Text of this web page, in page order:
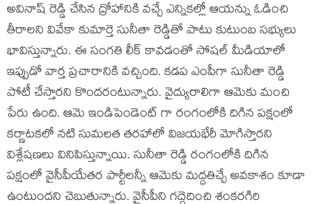
అవినాష్ రెడ్డి చేసిన ద్రోహానికి వచ్చే ఎన్నికల్లో ఆయన్ను ఓడించి
తీరాలని వివేకా కుమార్తె సునీతా రెడ్డితో పాటు కుటుంబ సభ్యులు
భావిస్తున్నారు. ఈ సంగతి లీక్ కావడంతో సోషల్ మీడియాలో
ఇప్పుడో వార్త ప్రచారానికి వచ్చింది. కడప ఎంపీగా సునీతా రెడ్డి
పోటీ చేస్తారని కొందరంటున్నారు. వైద్యురాలిగా ఆమెకు మంచి
పేరు ఉంది. ఆమె ఇండిపెండెంట్ గా రంగంలోకి దిగిన పక్షంలో
కర్ణాటకలో నటి సుమలత తరహాలో విజయభేరీ మోగిస్తారని
విశ్లేషణలు వినిపిస్తున్నాయి. సునీతా రెడ్డి రంగంలోకి దిగిన
పక్షంలో వైసీపీయేతర పార్టీలన్నీ ఆమెకు మద్దతిచ్చే అవకాశం కూడా
ఉంటుందని చెబుతున్నారు. వైసీపీని గద్దెదించి శంకరగిరి